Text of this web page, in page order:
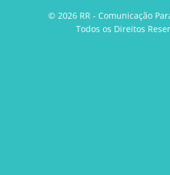
© 2026 RR - Comunicação
Todos os Direitos